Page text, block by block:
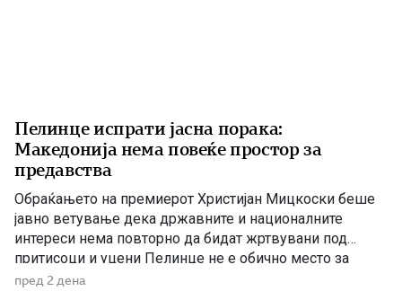
Пелинце испрати јасна порака:
Македонија нема повеќе простор за
предавства
Обраќањето на премиерот Христијан Мицкоски беше
јавно ветување дека државните и националните
интереси нема повторно да бидат жртвувани под
притисоци и уцени Пелинце не е обично место за
политички говори. Таму секој збор има поголема
пред 2 дена